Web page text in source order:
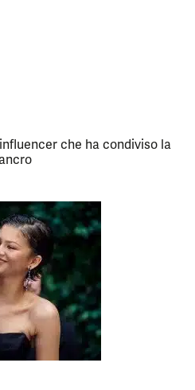
che ha condiviso la